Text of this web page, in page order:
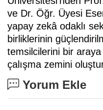
ve Dr. Öğr. Üyesi
yapay zekâ odaklı
birliklerinin
temsilcilerini bir
çalışma zemini
Yorum Ekle